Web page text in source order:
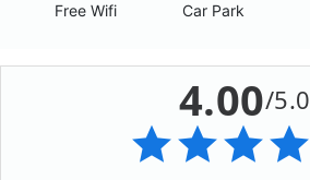
Free Wifi Car Park
4.00/5.0